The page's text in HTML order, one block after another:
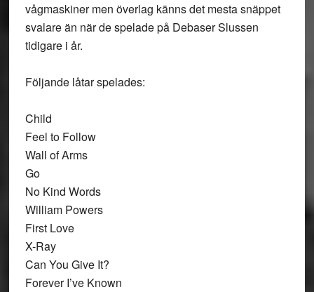
vågmaskiner men överlag känns det mesta snäppet
svalare än när de spelade på Debaser Slussen
tidigare i år.
Följande låtar spelades:
Child
Feel to Follow
Wall of Arms
Go
No Kind Words
William Powers
First Love
X-Ray
Can You Give It?
Forever I’ve Known